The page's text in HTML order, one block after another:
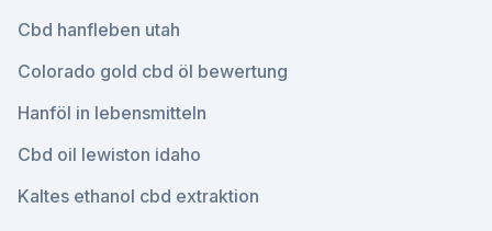
Cbd hanfleben utah
Colorado gold cbd öl bewertung
Hanföl in lebensmitteln
Cbd oil lewiston idaho
Kaltes ethanol cbd extraktion